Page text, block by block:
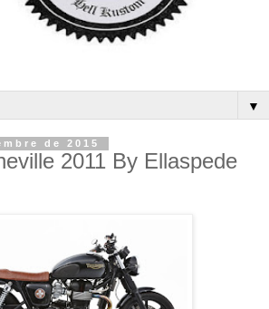
▼
de 2015
2011 By Ellaspede